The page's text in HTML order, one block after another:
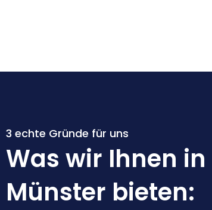
3 echte Gründe für uns
Was wir Ihnen in
Münster bieten: